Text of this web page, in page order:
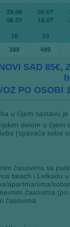
SAD
PO
u čijem sastavu
delom u
(spavaća soba
časovima sa
beach i Lefkadu
apartmanima/
časovima (po
časovima.